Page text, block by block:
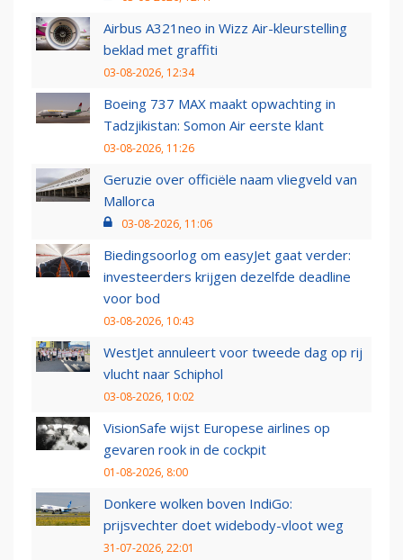
Airbus A321neo in Wizz Air-kleurstelling
beklad met graffiti
03-08-2026, 12:34
Boeing 737 MAX maakt opwachting in
Tadzjikistan: Somon Air eerste klant
03-08-2026, 11:26
Geruzie over officiële naam vliegveld van
Mallorca
03-08-2026, 11:06
Biedingsoorlog om easyJet gaat verder:
investeerders krijgen dezelfde deadline
voor bod
03-08-2026, 10:43
WestJet annuleert voor tweede dag op rij
vlucht naar Schiphol
03-08-2026, 10:02
VisionSafe wijst Europese airlines op
gevaren rook in de cockpit
01-08-2026, 8:00
Donkere wolken boven IndiGo:
prijsvechter doet widebody-vloot weg
31-07-2026, 22:01